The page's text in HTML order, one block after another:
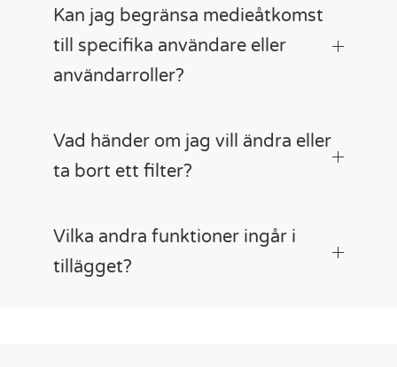
Kan jag begränsa medieåtkomst
till specifika användare eller
användarroller?
Vad händer om jag vill ändra eller
ta bort ett filter?
Vilka andra funktioner ingår i
tillägget?